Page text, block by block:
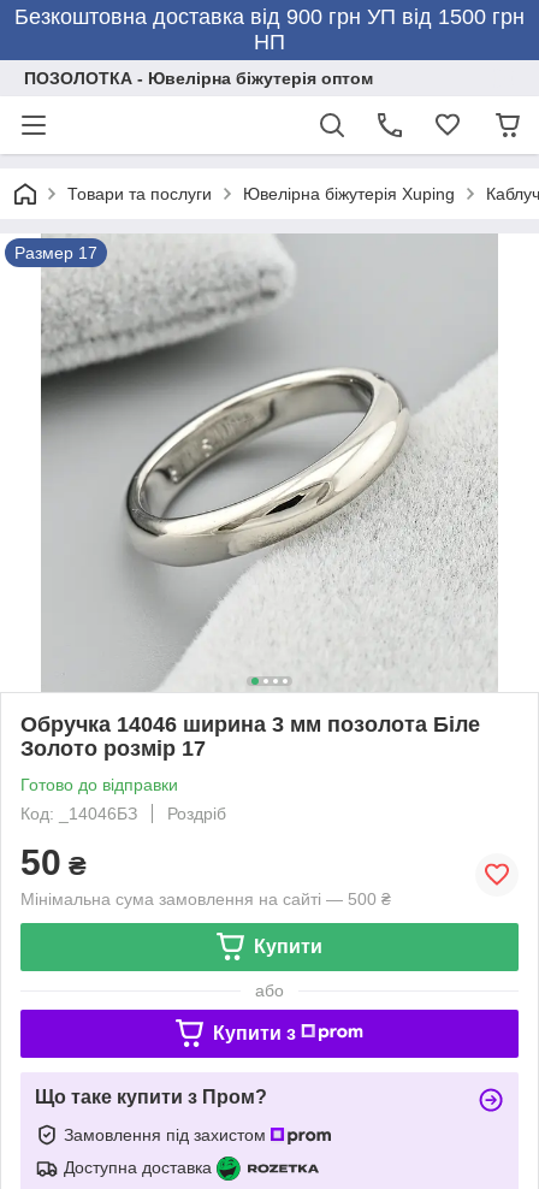
Безкоштовна доставка від 900 грн УП від 1500 грн
НП
ПОЗОЛОТКА - Ювелірна біжутерія оптом
Товари та послуги Ювелірна біжутерія Xuping
Размер 17
Обручка 14046 ширина 3 мм позолота Біле
Золото розмір 17
Готово до відправки
Код: _14046БЗ
Роздріб
50 ₴
Мінімальна сума замовлення на сайті — 500 ₴
Купити
або
Купити з
Що таке купити з Пром?
Замовлення під захистом
Доступна доставка